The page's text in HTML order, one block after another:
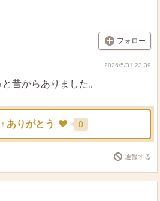
フォロー
2026/5/31 23:39
昔からありました。
ありがとう 0
通報する